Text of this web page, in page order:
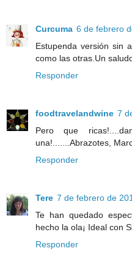
Curcuma 6 de febrero
Estupenda versión sin
como las otras.Un
Responder
foodtravelandwine 7
Pero que
una!.......Abrazotes,
Responder
Tere 7 de febrero de
Te han quedado
hecho la ola¡ Ideal con
Responder